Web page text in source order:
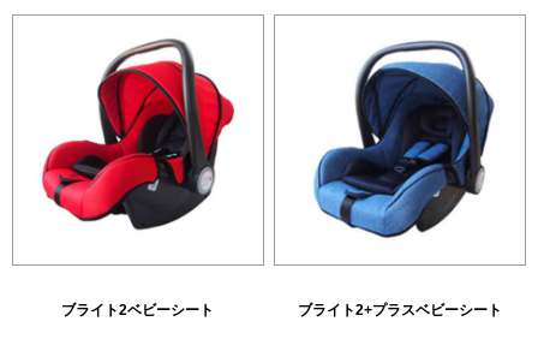
ブライト2ベビーシート ブライト2+プラスベビーシート